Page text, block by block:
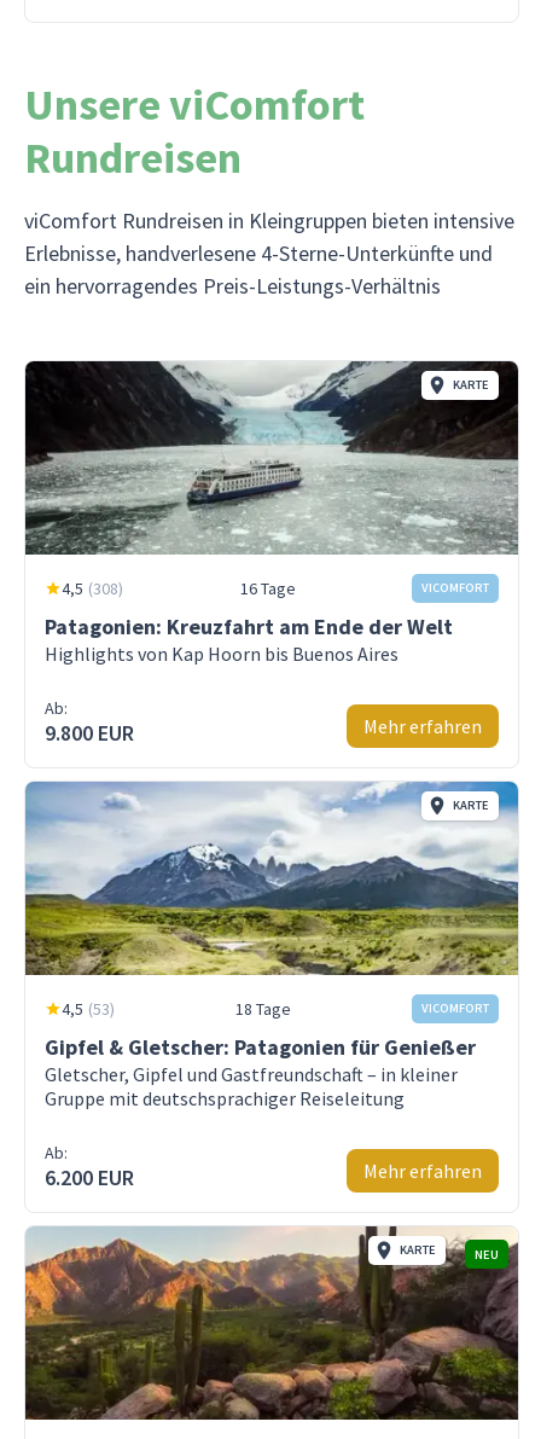
Unsere viComfort
Rundreisen
viComfort Rundreisen in Kleingruppen bieten intensive
Erlebnisse, handverlesene 4-Sterne-Unterkünfte und
ein hervorragendes Preis-Leistungs-Verhältnis
KARTE
4,5 (308) 16 Tage VICOMFORT
Patagonien: Kreuzfahrt am Ende der Welt
Highlights von Kap Hoorn bis Buenos Aires
Ab:
9.800 EUR Mehr erfahren
KARTE
4,5 (53) 18 Tage VICOMFORT
Gipfel & Gletscher: Patagonien für Genießer
Gletscher, Gipfel und Gastfreundschaft – in kleiner
Gruppe mit deutschsprachiger Reiseleitung
Ab:
6.200 EUR Mehr erfahren
KARTE NEU